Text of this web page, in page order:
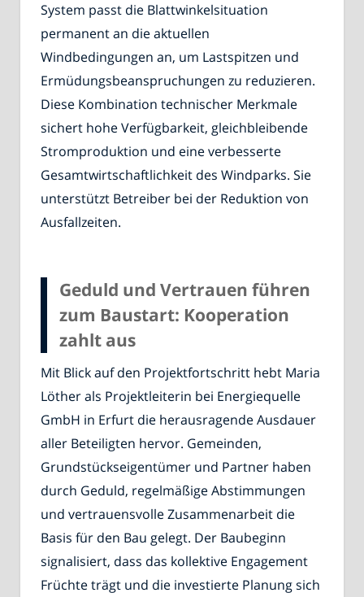
System passt die Blattwinkelsituation
permanent an die aktuellen
Windbedingungen an, um Lastspitzen und
Ermüdungsbeanspruchungen zu reduzieren.
Diese Kombination technischer Merkmale
sichert hohe Verfügbarkeit, gleichbleibende
Stromproduktion und eine verbesserte
Gesamtwirtschaftlichkeit des Windparks. Sie
unterstützt Betreiber bei der Reduktion von
Ausfallzeiten.
Geduld und Vertrauen führen
zum Baustart: Kooperation
zahlt aus
Mit Blick auf den Projektfortschritt hebt Maria
Löther als Projektleiterin bei Energiequelle
GmbH in Erfurt die herausragende Ausdauer
aller Beteiligten hervor. Gemeinden,
Grundstückseigentümer und Partner haben
durch Geduld, regelmäßige Abstimmungen
und vertrauensvolle Zusammenarbeit die
Basis für den Bau gelegt. Der Baubeginn
signalisiert, dass das kollektive Engagement
Früchte trägt und die investierte Planung sich